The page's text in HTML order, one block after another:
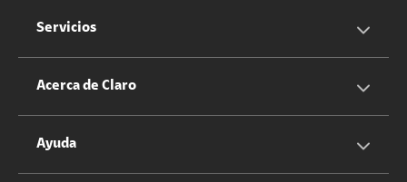
Servicios
Servicios Móviles
Acerca de Claro
Información Corporativa
Ayuda